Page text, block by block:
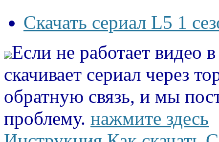
Скачать сериал L5 1
Если не работает видео
скачивает сериал через
обратную связь, и мы
проблему. нажмите здесь